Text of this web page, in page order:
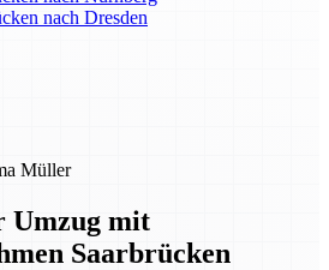
nach Dresden
Müller
Umzug mit
Saarbrücken